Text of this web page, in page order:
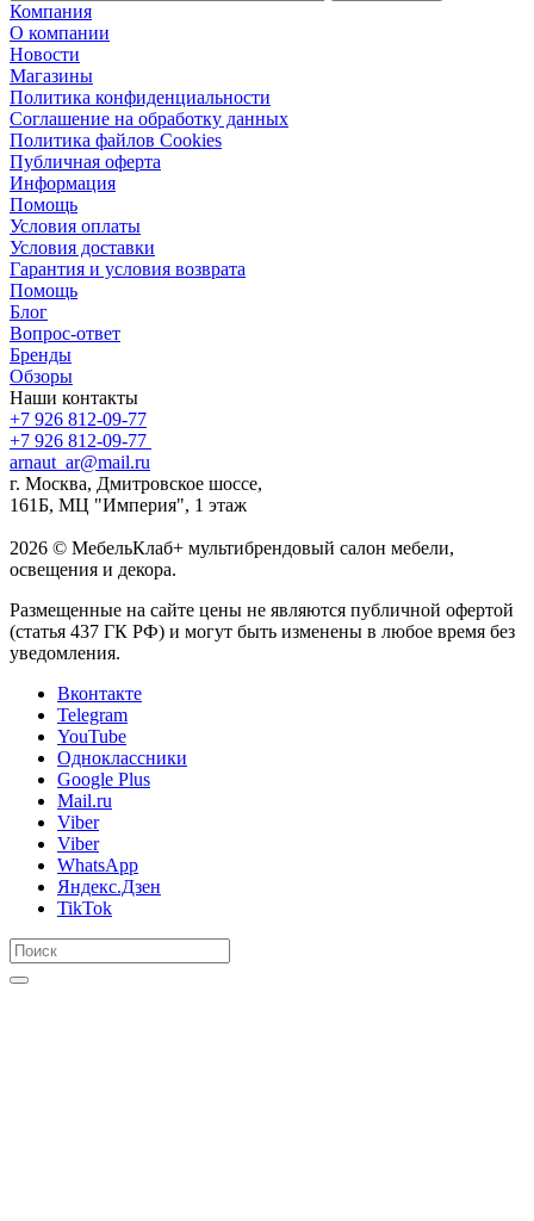
Компания
О компании
Новости
Магазины
Политика конфиденциальности
Соглашение на обработку данных
Политика файлов Cookies
Публичная оферта
Информация
Помощь
Условия оплаты
Условия доставки
Гарантия и условия возврата
Помощь
Блог
Вопрос-ответ
Бренды
Обзоры
Наши контакты
+7 926 812-09-77
+7 926 812-09-77
arnaut_ar@mail.ru
г. Москва, Дмитровское шоссе,
161Б, МЦ "Империя", 1 этаж
2026 © МебельКлаб+ мультибрендовый салон мебели,
освещения и декора.
Размещенные на сайте цены не являются публичной офертой
(статья 437 ГК РФ) и могут быть изменены в любое время без
уведомления.
Вконтакте
Telegram
YouTube
Одноклассники
Google Plus
Mail.ru
Viber
Viber
WhatsApp
Яндекс.Дзен
TikTok